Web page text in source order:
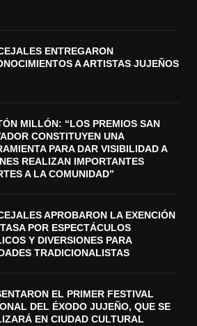
ENTREGARON
A ARTISTAS JUJEÑOS
MILLÓN: “LOS PREMIOS SAN
CONSTITUYEN UNA
PARA DAR VISIBILIDAD A
REALIZAN IMPORTANTES
A LA COMUNIDAD”
APROBARON LA EXENCIÓN
POR ESPECTÁCULOS
Y DIVERSIONES PARA
TRADICIONALISTAS
EL PRIMER FESTIVAL
DEL ÉXODO JUJEÑO, QUE SE
EN CIUDAD CULTURAL